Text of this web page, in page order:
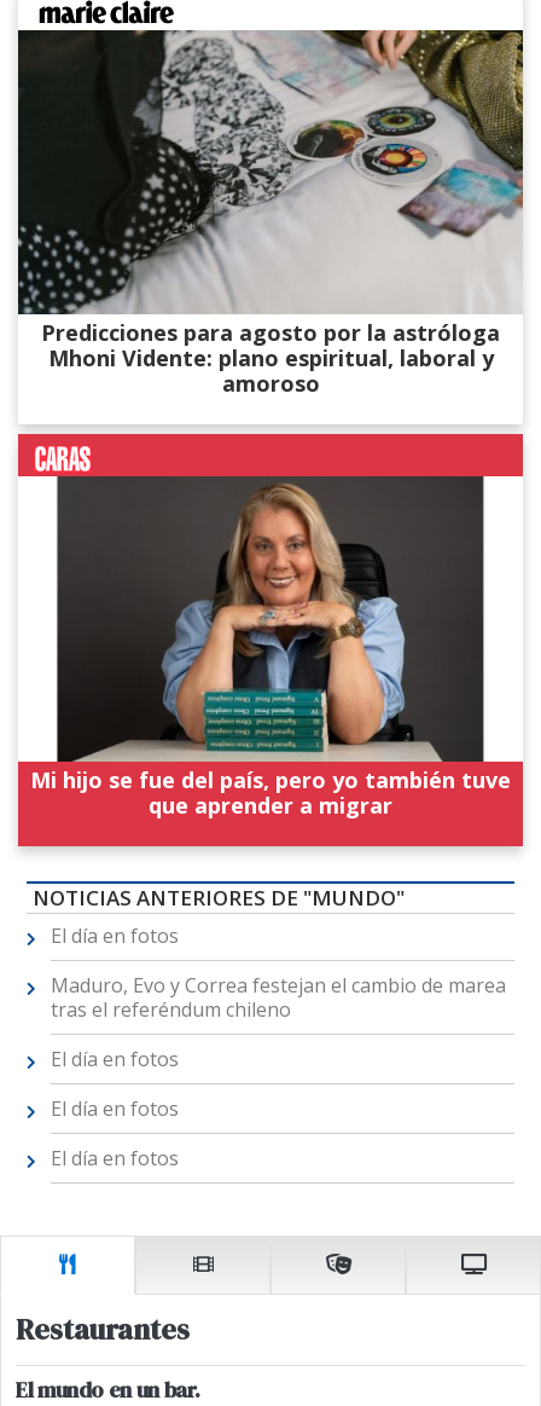
Predicciones para agosto por la astróloga
Mhoni Vidente: plano espiritual, laboral y
amoroso
Mi hijo se fue del país, pero yo también tuve
que aprender a migrar
NOTICIAS ANTERIORES DE "MUNDO"
El día en fotos
Maduro, Evo y Correa festejan el cambio de marea
tras el referéndum chileno
El día en fotos
El día en fotos
El día en fotos
Restaurantes
El mundo en un bar.